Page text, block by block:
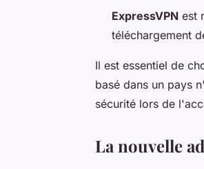
ExpressVPN est
téléchargement
Il est essentiel de
basé dans un pays
sécurité lors de
La nouvelle